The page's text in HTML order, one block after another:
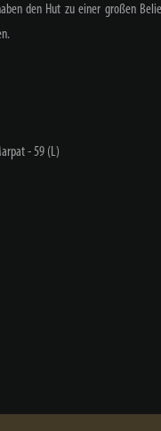
den Hut zu einer großen
- 59 (L)